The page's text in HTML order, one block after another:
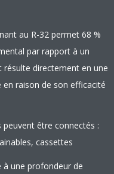
au R-32 permet 68 %
par rapport à un
directement en une
raison de son efficacité
être connectés :
cassettes
à une profondeur de